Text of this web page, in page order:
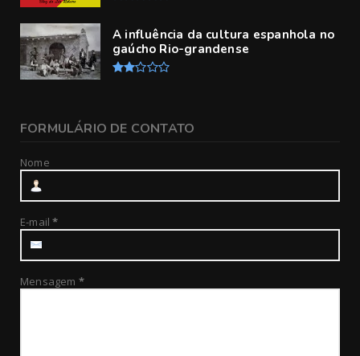
A influência da cultura espanhola no
gaúcho Rio-grandense
FORMULÁRIO DE CONTATO
Nome
E-mail*
Mensagem *